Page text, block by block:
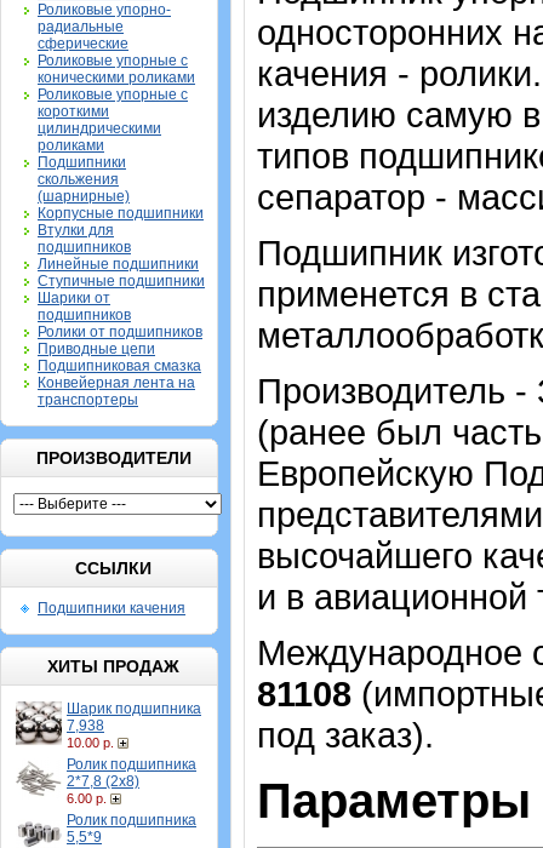
Роликовые упорно-
радиальные
сферические
Роликовые упорные с
коническими роликами
Роликовые упорные с
короткими
цилиндрическими
роликами
Подшипники
скольжения
(шарнирные)
Корпусные подшипники
Втулки для
подшипников
Линейные подшипники
Ступичные подшипники
Шарики от
подшипников
Ролики от подшипников
Приводные цепи
Подшипниковая смазка
Конвейерная лента на
транспортеры
ПРОИЗВОДИТЕЛИ
ССЫЛКИ
Подшипники качения
ХИТЫ ПРОДАЖ
Шарик подшипника
7,938
10.00 р.
Ролик подшипника
2*7,8 (2х8)
6.00 р.
Ролик подшипника
5,5*9
односторонних
качения -
изделию самую
типов
сепаратор -
Подшипник
применется в
Производитель
(ранее был
Европейскую
высочайшего
и в авиационной
Международное
81108
под заказ).
Параметры